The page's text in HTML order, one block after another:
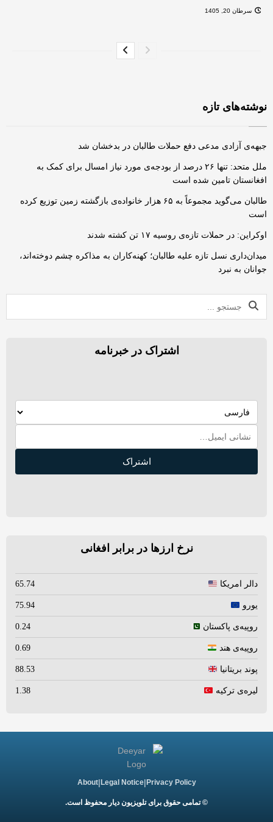
سرطان 20, 1405
نوشته‌های تازه
جبهه‌ی آزادی مدعی دفع حملات طالبان در بدخشان شد
ملل متحد: تنها ۲۶ درصد از بودجه‌ی مورد نیاز امسال برای کمک به
افغانستان تامین شده است
طالبان می‌گوید مجموعاً به ۶۵ هزار خانواده‌ی بازگشته زمین توزیع کرده
است
اوکراین: در حملات تازه‌ی روسیه ۱۷ تن کشته شدند
میدان‌داری نسل تازه علیه طالبان؛ کهنه‌کاران به مذاکره چشم دوخته‌اند،
جوانان به نبرد
اشتراک در خبرنامه
اشتراک
نرخ ارزها در برابر افغانی
دالر امریکا 65.74
یورو 75.94
روپیه‌ی پاکستان 0.24
روپیه‌ی هند 0.69
پوند بریتانیا 88.53
لیره‌ی ترکیه 1.38
Privacy Policy
|
Legal Notice
|
About
© تمامی حقوق برای تلویزیون دیار محفوظ است.